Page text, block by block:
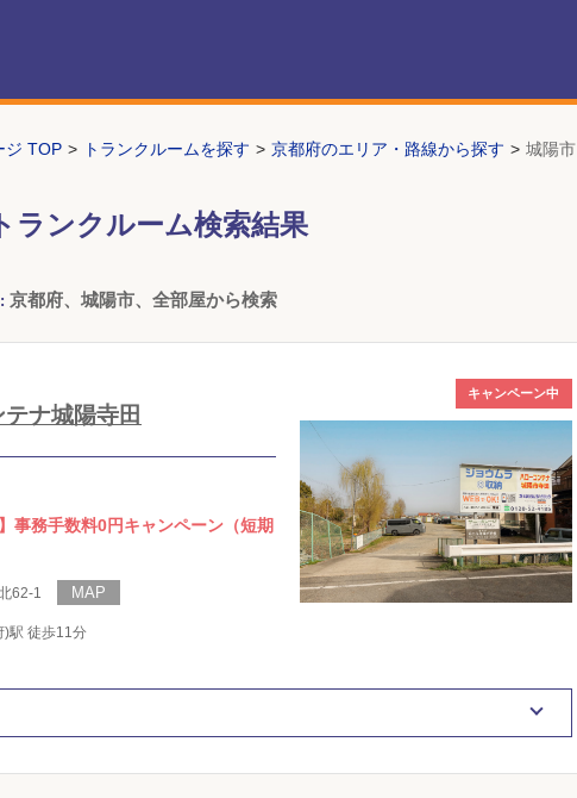
ジ TOP トランクルームを探す 京都府のエリア・路線から探す 城陽市
ランクルーム検索結果
:京都府、城陽市、全部屋から検索
ナ城陽寺田
事務手数料0円キャンペーン（短期
62-1
)駅 徒歩11分
キャンペーン中